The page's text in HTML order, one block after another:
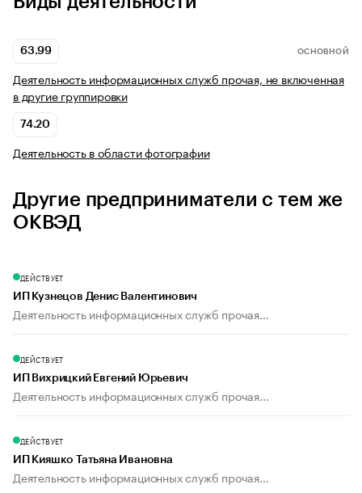
63.99 ОСНОВНОЙ
Деятельность информационных служб прочая, не включенная
в другие группировки
74.20
Деятельность в области фотографии
Другие предприниматели с тем же
ОКВЭД
ДЕЙСТВУЕТ
ИП Кузнецов Денис Валентинович
Деятельность информационных служб прочая...
ДЕЙСТВУЕТ
ИП Вихрицкий Евгений Юрьевич
Деятельность информационных служб прочая...
ДЕЙСТВУЕТ
ИП Кияшко Татьяна Ивановна
Деятельность информационных служб прочая...